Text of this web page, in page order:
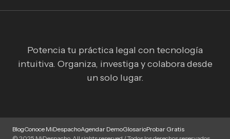
Potencia tu práctica legal con tecnología
intuitiva. Organiza, investiga y colabora desde
un solo lugar.
BlogConoce MiDespachoAgendar DemoGlosarioProbar Gratis